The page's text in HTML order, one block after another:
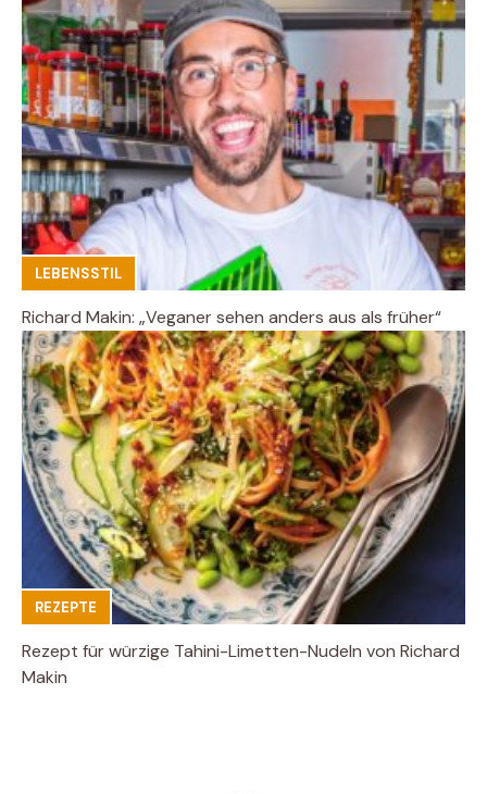
LEBENSSTIL
Richard Makin: „Veganer sehen anders aus als früher“
REZEPTE
Rezept für würzige Tahini-Limetten-Nudeln von Richard
Makin